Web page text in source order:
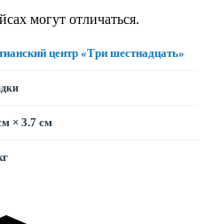
могут отличаться.
центр «Три шестнадцать»
× 3.7 см